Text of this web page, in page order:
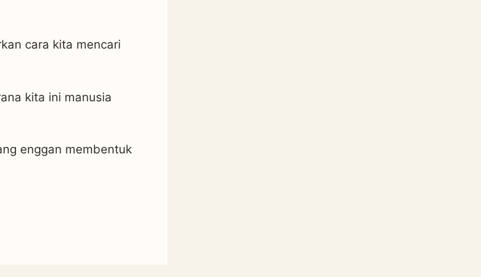
cara kita mencari
kita ini manusia
enggan membentuk